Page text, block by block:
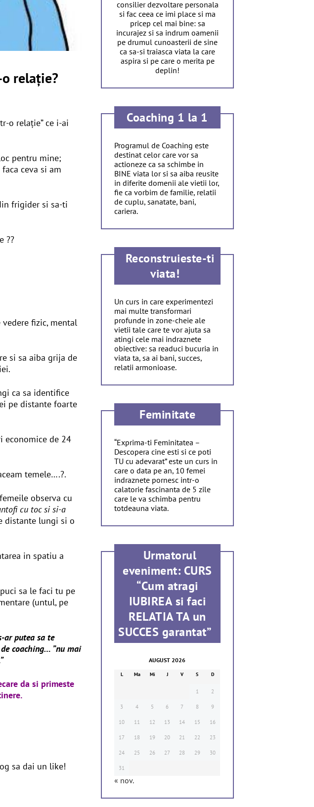
relație?
o relație” ce i-ai
pentru mine;
ceva si am
frigider si sa-ti
??
fizic, mental
si sa aiba grija de
ca sa identifice
pe distante foarte
economice de 24
temele….?.
observa cu
cu toc si si-a
distante lungi si o
in spatiu a
sa le faci tu pe
(untul, pe
ar putea sa te
coaching… ”nu mai
da si primeste
sa dai un like!
consilier dezvoltare personala
si fac ceea ce imi place si ma
pricep cel mai bine: sa
incurajez si sa indrum oamenii
pe drumul cunoasterii de sine
ca sa-si traiasca viata la care
aspira si pe care o merita pe
deplin!
Coaching 1 la 1
Programul de Coaching este
destinat celor care vor sa
actioneze ca sa schimbe in
BINE viata lor si sa aiba reusite
in diferite domenii ale vietii lor,
fie ca vorbim de familie, relatii
de cuplu, sanatate, bani,
cariera.
Reconstruieste-ti
viata!
Un curs in care experimentezi
mai multe transformari
profunde in zone-cheie ale
vietii tale care te vor ajuta sa
atingi cele mai indraznete
obiective: sa readuci bucuria in
viata ta, sa ai bani, succes,
relatii armonioase.
Feminitate
“Exprima-ti Feminitatea –
Descopera cine esti si ce poti
TU cu adevarat” este un curs in
care o data pe an, 10 femei
indraznete pornesc intr-o
calatorie fascinanta de 5 zile
care le va schimba pentru
totdeauna viata.
Urmatorul
eveniment: CURS
“Cum atragi
IUBIREA si faci
RELATIA TA un
SUCCES garantat”
AUGUST 2026
L Ma Mi J V S D
1 2
3 4 5 6 7 8 9
10 11 12 13 14 15 16
17 18 19 20 21 22 23
24 25 26 27 28 29 30
31
« nov.